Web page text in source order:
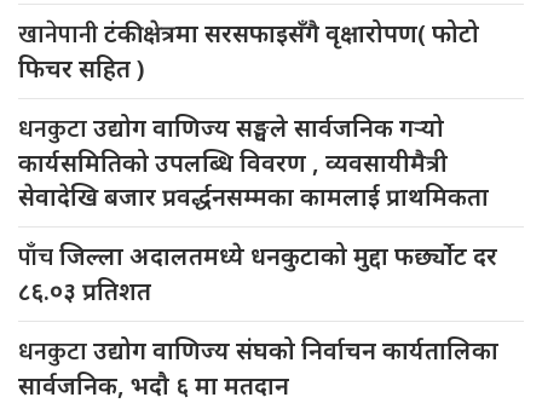
खानेपानीटंकी क्षेत्रमा सरसफाइसँगै वृक्षारोपण( फोटो
फिचर सहित )
धनकुटाउद्योग वाणिज्य सङ्घले सार्वजनिक गर्‍यो
कार्यसमितिको उपलब्धि विवरण , व्यवसायीमैत्री
सेवादेखि बजार प्रवर्द्धनसम्मका कामलाई प्राथमिकता
पाँचजिल्ला अदालतमध्ये धनकुटाको मुद्दा फर्छ्योट दर
८६.०३ प्रतिशत
धनकुटाउद्योग वाणिज्य संघको निर्वाचन कार्यतालिका
सार्वजनिक, भदौ ६ मा मतदान